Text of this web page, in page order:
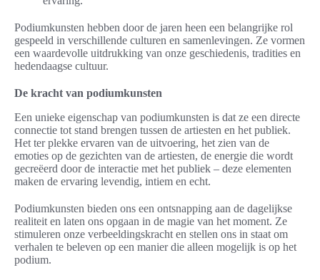
Podiumkunsten hebben door de jaren heen een belangrijke rol
gespeeld in verschillende culturen en samenlevingen. Ze vormen
een waardevolle uitdrukking van onze geschiedenis, tradities en
hedendaagse cultuur.
De kracht van podiumkunsten
Een unieke eigenschap van podiumkunsten is dat ze een directe
connectie tot stand brengen tussen de artiesten en het publiek.
Het ter plekke ervaren van de uitvoering, het zien van de
emoties op de gezichten van de artiesten, de energie die wordt
gecreëerd door de interactie met het publiek – deze elementen
maken de ervaring levendig, intiem en echt.
Podiumkunsten bieden ons een ontsnapping aan de dagelijkse
realiteit en laten ons opgaan in de magie van het moment. Ze
stimuleren onze verbeeldingskracht en stellen ons in staat om
verhalen te beleven op een manier die alleen mogelijk is op het
podium.